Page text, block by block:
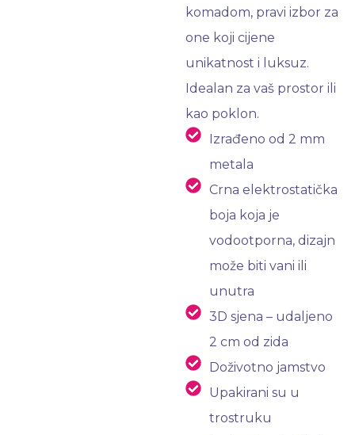
komadom, pravi izbor za
one koji cijene
unikatnost i luksuz.
Idealan za vaš prostor ili
kao poklon.
Izrađeno od 2 mm
metala
Crna elektrostatička
boja koja je
vodootporna, dizajn
može biti vani ili
unutra
3D sjena – udaljeno
2 cm od zida
Doživotno jamstvo
Upakirani su u
trostruku